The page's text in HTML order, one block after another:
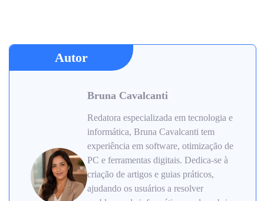
Autor
Bruna Cavalcanti
Redatora especializada em tecnologia e
informática, Bruna Cavalcanti tem
experiência em software, otimização de
PC e ferramentas digitais. Dedica-se à
criação de artigos e guias práticos,
ajudando os usuários a resolver